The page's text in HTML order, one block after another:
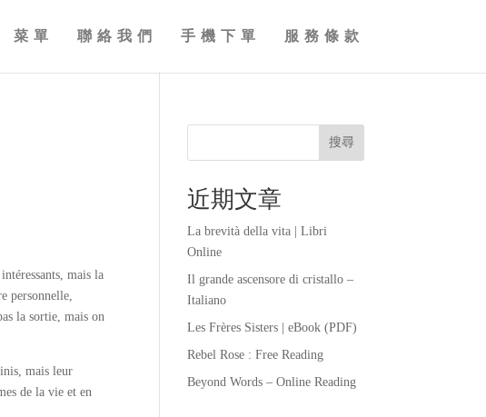
菜單 聯絡我們 手機下單 服務條款
mais la
personnelle,
la sortie, mais on
mais leur
de la vie et en
搜尋
近期文章
La brevità della vita | Libri
Online
Il grande ascensore di cristallo –
Italiano
Les Frères Sisters | eBook (PDF)
Rebel Rose : Free Reading
Beyond Words – Online Reading